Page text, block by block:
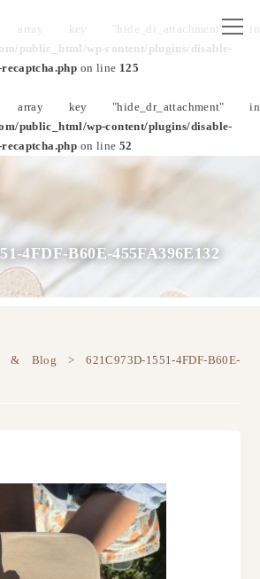
key "hide_dr_attachment" in
public_html/wp-content/plugins/disable-
on line 125
key "hide_dr_attachment" in
public_html/wp-content/plugins/disable-
on line 52
4FDF-B60E-455FA396E132
& Blog >621C973D-1551-4FDF-B60E-